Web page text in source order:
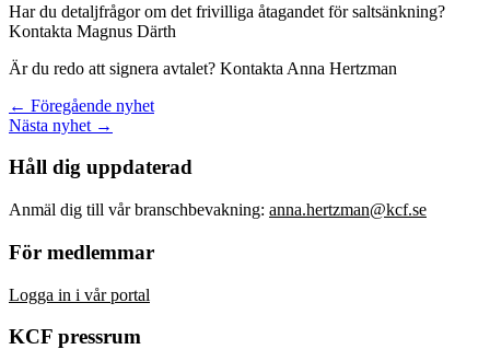
Har du detaljfrågor om det frivilliga åtagandet för saltsänkning?
Kontakta Magnus Därth
Är du redo att signera avtalet? Kontakta Anna Hertzman
← Föregående nyhet
Nästa nyhet →
Håll dig uppdaterad
Anmäl dig till vår branschbevakning: anna.hertzman@kcf.se
För medlemmar
Logga in i vår portal
KCF pressrum